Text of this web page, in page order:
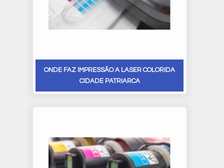
ONDE FAZ IMPRESSÃO A LASER COLORIDA
CIDADE PATRIARCA